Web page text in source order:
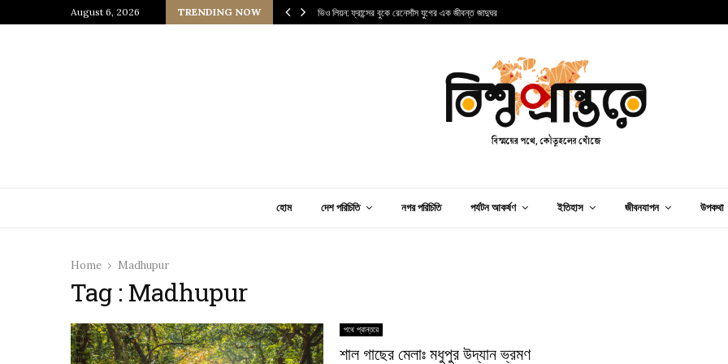
August 6, 2026 TRENDING NOW
জাপানি আধ্যাত্মিকতার ছোঁয়া ভিও লিয়ন: ফ্রান্সের বুকে রেনেসাঁস যুগের এক জীবন্ত জাদুঘর
হোম দেশ পরিচিতি নগর পরিচিতি পর্যটন আকর্ষণ ইতিহাস জীবনযাপন উপকথা
Home Madhupur
Tag : Madhupur
পথে প্রান্তরে
শাল গাছের মেলাঃ মধুপুর উদ্যান ভ্রমণ